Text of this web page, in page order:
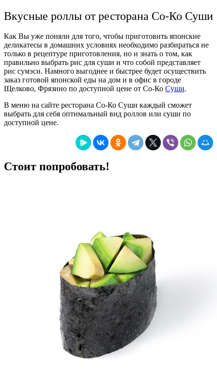
Вкусные роллы от ресторана Со-Ко Суши
Как Вы уже поняли для того, чтобы приготовить японские
деликатесы в домашних условиях необходимо разбираться не
только в рецептуре приготовления, но и знать о том, как
правильно выбрать рис для суши и что собой представляет
рис сумэси. Намного выгоднее и быстрее будет осуществить
заказ готовой японской еды на дом и в офис в городе
Щелково, Фрязино по доступной цене от Со-Ко Суши.
В меню на сайте ресторана Со-Ко Суши каждый сможет
выбрать для себя оптимальный вид роллов или суши по
доступной цене.
Стоит попробовать!